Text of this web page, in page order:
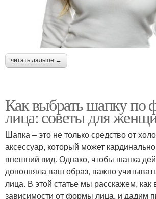
читать дальше →
Как выбрать шапку по
лица: советы для
Шапка – это не только средство от
аксессуар, который может
внешний вид. Однако, чтобы шапка
дополняла ваш образ, важно
лица. В этой статье мы расскажем, как
зависимости от формы лица, и дадим